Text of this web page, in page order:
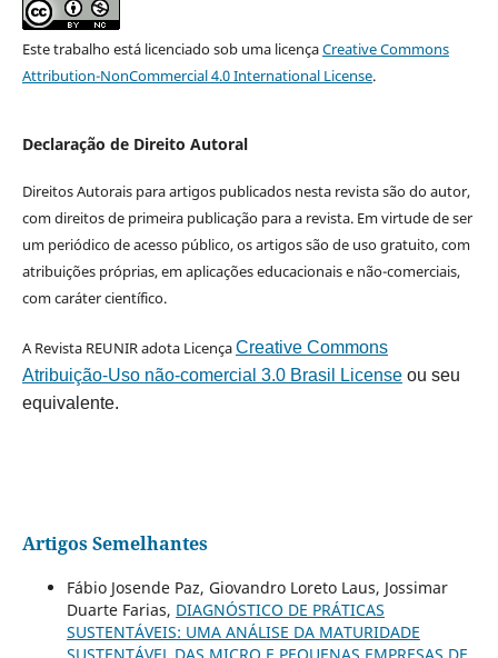
Este trabalho está licenciado sob uma licençaCreative Commons
Attribution-NonCommercial 4.0 International License.
Declaração de Direito Autoral
Direitos Autorais para artigos publicados nesta revista são do autor,
com direitos de primeira publicação para a revista. Em virtude de ser
um periódico de acesso público, os artigos são de uso gratuito, com
atribuições próprias, em aplicações educacionais e não-comerciais,
com caráter científico.
A Revista REUNIR adota LicençaCreative Commons
Atribuição-Uso não-comercial 3.0 Brasil Licenseou seu
equivalente.
Artigos Semelhantes
Fábio Josende Paz, Giovandro Loreto Laus, Jossimar
Duarte Farias, DIAGNÓSTICO DE PRÁTICAS
SUSTENTÁVEIS: UMA ANÁLISE DA MATURIDADE